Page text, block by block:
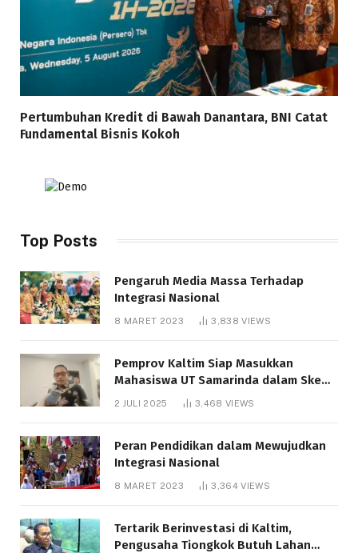
Pertumbuhan Kredit di Bawah Danantara, BNI Catat
Fundamental Bisnis Kokoh
Top Posts
Pengaruh Media Massa Terhadap
Integrasi Nasional
8 MARET 2023 3,838VIEWS
Pemprov Kaltim Siap Masukkan
Mahasiswa UT Samarinda dalam Skema
Bantuan Pendidikan Gratispol
2 JULI 2025 3,468 VIEWS
Peran Pendidikan dalam Mewujudkan
Integrasi Nasional
8 MARET 2023 3,364VIEWS
Tertarik Berinvestasi di Kaltim,
Pengusaha Tiongkok Butuh Lahan